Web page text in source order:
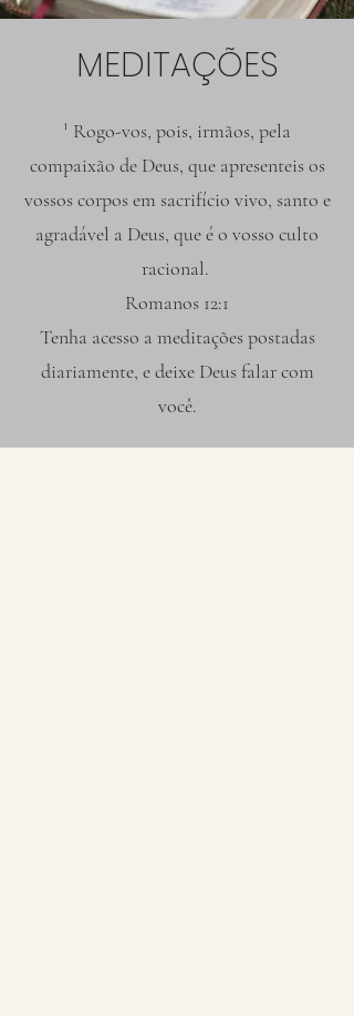
MEDITAÇÕES
¹ Rogo-vos, pois, irmãos, pela
compaixão de Deus, que apresenteis os
vossos corpos em sacrifício vivo, santo e
agradável a Deus, que é o vosso culto
racional.
Romanos 12:1
Tenha acesso a meditações postadas
diariamente, e deixe Deus falar com
você.